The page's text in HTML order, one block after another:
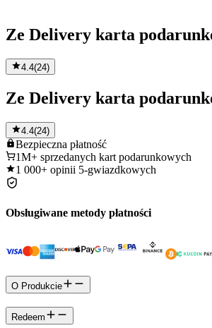
Ze Delivery karta
4.4(24)
Ze Delivery karta
4.4(24)
Bezpieczna płatność
1M+ sprzedanych kart podarunkowych
1 000+ opinii 5-gwiazdkowych
Obsługiwane metody płatności
O Produkcie
Redeem